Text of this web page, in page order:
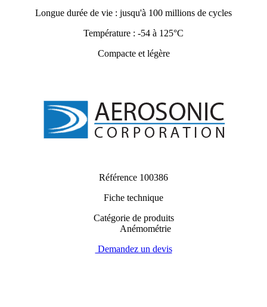
Longue durée de vie : jusqu'à 100 millions de cycles
Température : -54 à 125°C
Compacte et légère
Référence 100386
Fiche technique
Catégorie de produits
Anémométrie
Demandez un devis